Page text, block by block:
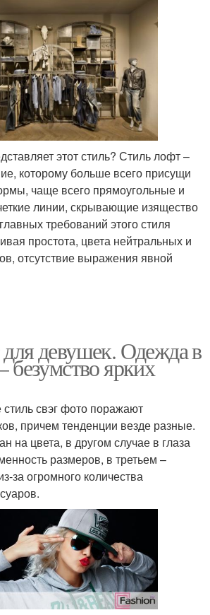
этот стиль? Стиль лофт –
которому больше всего присущи
чаще всего прямоугольные и
линии, скрывающие изящество
требований этого стиля
простота, цвета нейтральных и
отсутствие выражения явной
девушек. Одежда в
безумство ярких
свэг фото поражают
причем тенденции везде разные.
на цвета, в другом случае в глаза
размеров, в третьем –
за огромного количества